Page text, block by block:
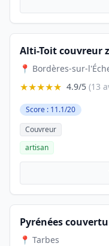
Alti-Toit couvreur
📍 Bordères-sur-
★★★★★ 4.9/5 (13
Score : 11.1/20
Couvreur
artisan
Pyrénées
📍 Tarbes